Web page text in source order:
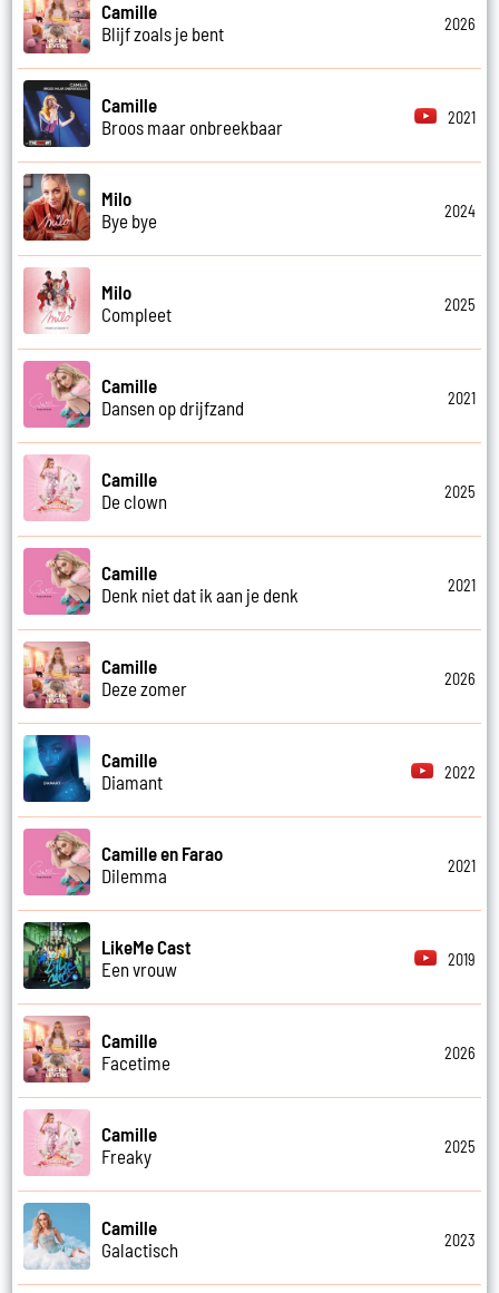
Camille
Blijf zoals je bent
2026
Camille
Broos maar onbreekbaar
2021
Milo
Bye bye
2024
Milo
Compleet
2025
Camille
Dansen op drijfzand
2021
Camille
De clown
2025
Camille
Denk niet dat ik aan je denk
2021
Camille
Deze zomer
2026
Camille
Diamant
2022
Camille en Farao
Dilemma
2021
LikeMe Cast
Een vrouw
2019
Camille
Facetime
2026
Camille
Freaky
2025
Camille
Galactisch
2023